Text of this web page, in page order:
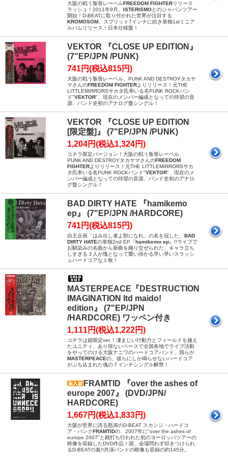
大阪の戦う叛骨レーベルFREEDOM FIGHTERリリース
ラッシュ！2011年9月、 ISTERISMOとのジャパンツアー
開始！D-BEATに取り付かれた世界が注目する
KROMOSOM 、スプリット7インチに続き単独1stミニア
ルバムリリース！日本仕様盤！
VEKTOR 『CLOSE UP EDITION』
(7"EP/JPN /PUNK)
741円(税込815円)
大阪の戦う叛骨レーベル、PUNK AND DESTROYタカヤ
マさんのFREEDOM FIGHTERよりリリース！元THE
LITTLEMIRRORSサカタ氏率いる名PUNK ROCKバン
ド"VEKTOR"、現在のメンバー編成となっての待望の音
源、バンド史初のアナログ盤シングル！
VEKTOR 『CLOSE UP EDITION
[限定盤]』 (7"EP/JPN /PUNK)
1,204円(税込1,324円)
コチラ限定バージョン！大阪の戦う叛骨レーベル、
PUNK AND DESTROYタカヤマさんのFREEDOM
FIGHTERよりリリース！元THE LITTLEMIRRORSサカ
タ氏率いる名PUNK ROCKバンド"VEKTOR"、現在のメ
ンバー編成となっての待望の音源、バンド史初のアナロ
グ盤シングル！
BAD DIRTY HATE 『hamikemo
ep』 (7"EP/JPN /HARDCORE)
741円(税込815円)
自主企画「はみ出し者よ獣になれ」の名を冠した、 BAD
DIRTY HATEの単独2nd EP『hamikemo ep』!!ライブで
お馴染みの名曲から新曲を織り交ぜられた、キャラ立ち
しすぎる３人が塊となって襲い掛かる早い早いスラッシ
ュハードコアな１枚！
MASTERPEACE『DESTRUCTION
IMAGINATION ltd maido!
edition』 (7"EP/JPN
/HARDCORE) ワッペン付き
1,111円(税込1,222円)
コチラは超限定ver.！凄まじい行動力とフィールドを越え
たユニティ、あり得ないペースで全国各地でライブ活動
をやってのける大阪ナニワのハードコアバンド、我らが
MASTERPEACEの、彼らにしか鳴らせないハードコア
がぶち込まれた魂の７インチシングル解禁！
FRAMTID 『over the ashes of
europe 2007』 (DVD/JPN/
HARDCORE)
1,667円(税込1,833円)
大阪が世界に誇る怒涛のD-BEAT スカンジ・ハードコ
ア・パンクFRAMTIDの、2007年に"over the ashes of
europe 2007"と銘打ち行われた初のヨーロッパツアーの
映像を収録したDVD作品！国、会場問わず叩きつけられ
るD-BEATの嵐!!共演バンドの映像も収録の約145分。